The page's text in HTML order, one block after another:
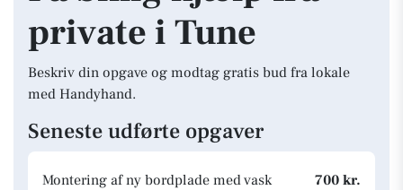
private i Tune
Beskriv din opgave og modtag gratis bud fra lokale
med Handyhand.
Seneste udførte opgaver
Montering af ny bordplade med vask
700 kr.